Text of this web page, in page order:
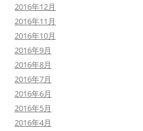
2016年12月
2016年11月
2016年10月
2016年9月
2016年8月
2016年7月
2016年6月
2016年5月
2016年4月